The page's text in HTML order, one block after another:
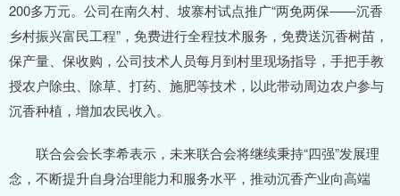
200多万元。公司在南久村、坡寨村试点推广“两免两保——沉香
乡村振兴富民工程”，免费进行全程技术服务，免费送沉香树苗，
保产量、保收购，公司技术人员每月到村里现场指导，手把手教
授农户除虫、除草、打药、施肥等技术，以此带动周边农户参与
沉香种植，增加农民收入。
联合会会长李希表示，未来联合会将继续秉持“四强”发展理
念，不断提升自身治理能力和服务水平，推动沉香产业向高端